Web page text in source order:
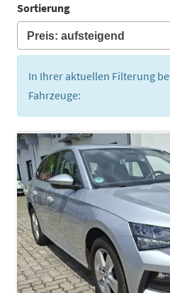
Sortierung
In Ihrer aktuellen Filterung
Fahrzeuge: